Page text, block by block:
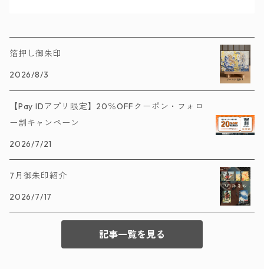
箔押し御朱印
2026/8/3
【Pay IDアプリ限定】20％OFFクーポン・フォロ
ー割キャンペーン
2026/7/21
7月御朱印紹介
2026/7/17
記事一覧を見る